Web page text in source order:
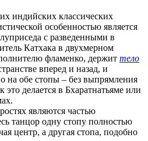
индийских классических
особенностью является
с разведенными в
Катхака в двухмерном
фламенко, держит тело
вперед и назад, и
на обе стопы – без выпрямления
это делается в Бхаратнатьяме или
являются частью
танцор одну стопу полностью
центр, а другая стопа, подобно